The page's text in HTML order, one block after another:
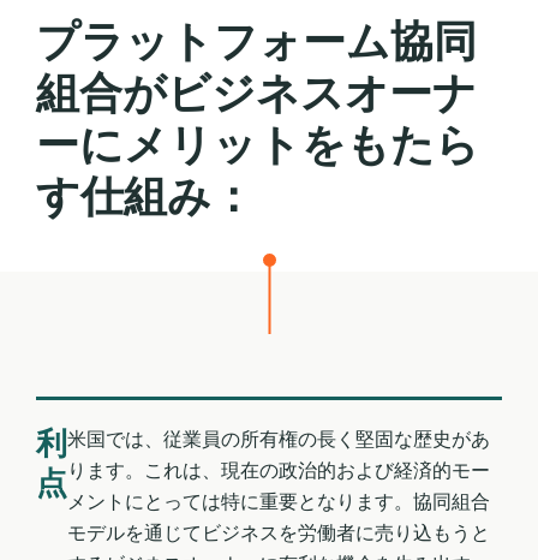
戻
る
プラットフォーム協同
組合がビジネスオーナ
ーにメリットをもたら
す仕組み：
利
点
米国では、従業員の所有権の長く堅固な歴史があ
ります。これは、現在の政治的および経済的モー
メントにとっては特に重要となります。協同組合
モデルを通じてビジネスを労働者に売り込もうと